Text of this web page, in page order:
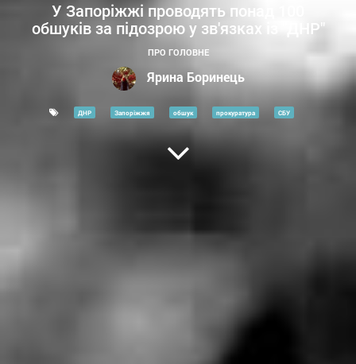
У Запоріжжі проводять понад 100
обшуків за підозрою у зв'язках із "ДНР"
ПРО ГОЛОВНЕ
Ярина Боринець
ДНР Запоріжжя обшук прокуратура СБУ